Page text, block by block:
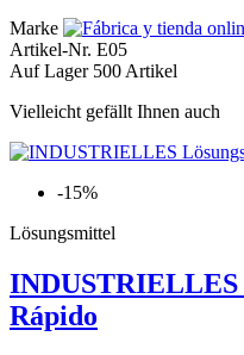
Marke
Artikel-Nr. E05
Auf Lager 500 Artikel
Vielleicht gefällt Ihnen auch
-15%
Lösungsmittel
INDUSTRIELLES
Rápido